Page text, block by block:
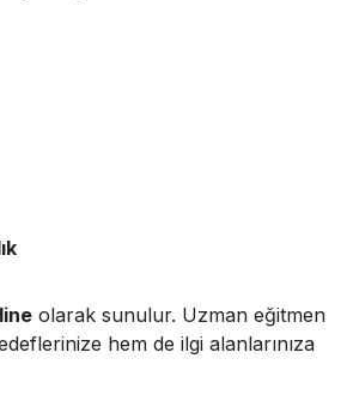
olarak sunulur. Uzman eğitmen
hem de ilgi alanlarınıza